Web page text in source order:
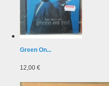
Green On...
12,00 €